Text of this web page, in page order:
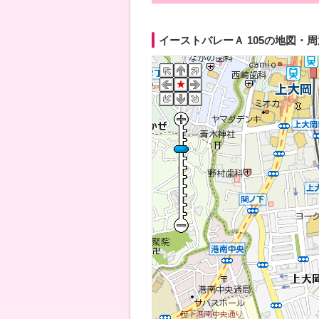
イーストバレーＡ 105の地図・